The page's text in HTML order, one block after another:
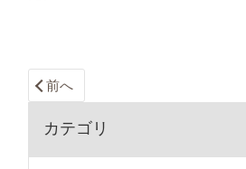
前へ
カテゴリ